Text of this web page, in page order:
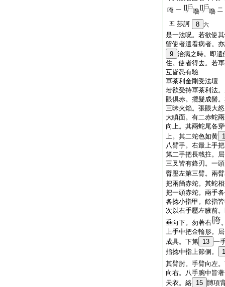
唵 一 嚕 嚕 二
五 莎訶 8 六
是一法呪。若欲使
留使者遣看病者。
9 治病之時。即
住。使者得去。若
互皆悉有驗
軍茶利金剛受法壇
若欲受持軍茶利法
眼倶赤。攬髮成髻
三昧火焔。張眼大
大瞋面。有二赤蛇
向上。其兩蛇尾各
上。其二蛇色如黄
八臂手。右最上手
第二手把長戟拄。
三叉皆有鋒刃。一
臂壓左第三臂。兩
把兩箇赤蛇。其蛇
把一頭赤蛇。兩手
各捻小指甲。餘指
次以右手壓左腋前
垂向下。勿著右
上手中把金輪形。
成具。下第 13 一
指捻中指上節側。
其臂肘。手臂向左
向右。八手腕中皆
天衣。絡 15 髆項